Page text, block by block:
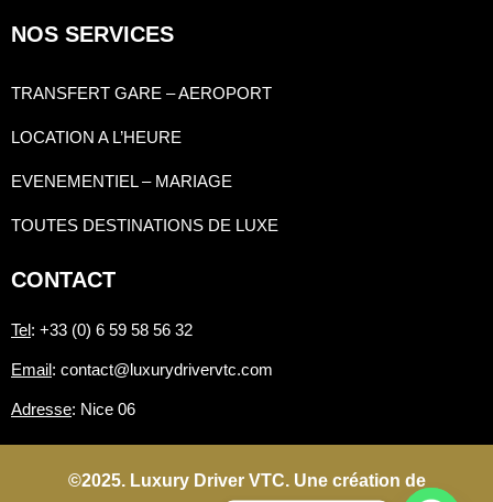
NOS SERVICES
TRANSFERT GARE – AEROPORT
LOCATION A L’HEURE
EVENEMENTIEL – MARIAGE
TOUTES DESTINATIONS DE LUXE
CONTACT
Tel : +33 (0) 6 59 58 56 32
Email : contact@luxurydrivervtc.com
Adresse: Nice 06
©2025. Luxury Driver VTC. Une création de